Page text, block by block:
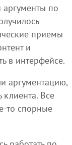
аргументы по
приемы
и
в интерфейсе.
аргументацию,
клиента. Все
то спорные